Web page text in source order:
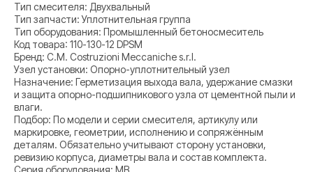
Тип смесителя: Двухвальный
Тип запчасти: Уплотнительная группа
Тип оборудования: Промышленный бетоносмеситель
Код товара: 110-130-12 DPSM
Бренд: C.M. Costruzioni Meccaniche s.r.l.
Узел установки: Опорно-уплотнительный узел
Назначение: Герметизация выхода вала, удержание смазки
и защита опорно-подшипникового узла от цементной пыли и
влаги.
Подбор: По модели и серии смесителя, артикулу или
маркировке, геометрии, исполнению и сопряжённым
деталям. Обязательно учитывают сторону установки,
ревизию корпуса, диаметры вала и состав комплекта.